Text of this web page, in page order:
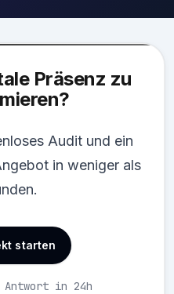
Präsenz zu
Audit und ein
in weniger als
starten
in 24h